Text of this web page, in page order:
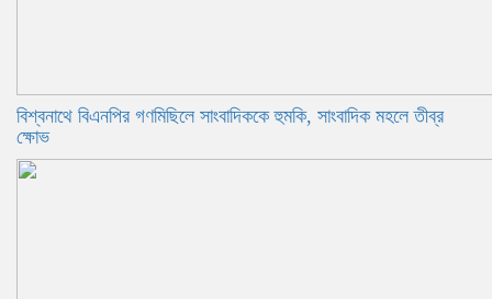
বিশ্বনাথে বিএনপির গণমিছিলে সাংবাদিককে হুমকি, সাংবাদিক মহলে তীব্র
ক্ষোভ